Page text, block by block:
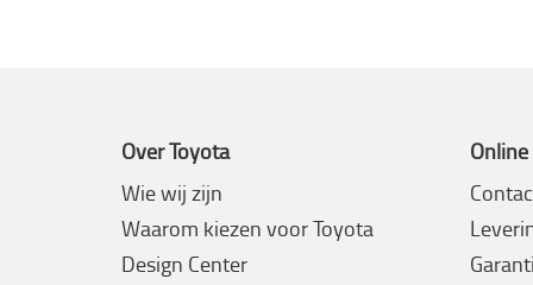
Over Toyota
Wie wij zijn
Waarom kiezen voor Toyota
Design Center